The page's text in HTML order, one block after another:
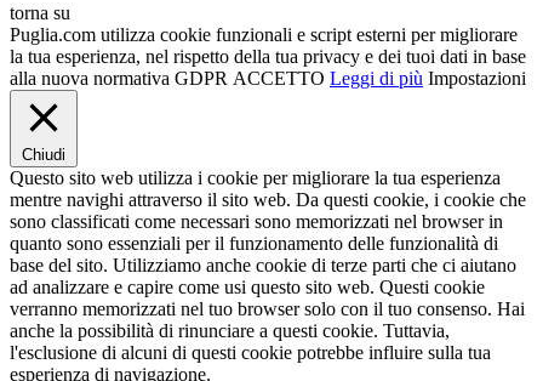
torna su
Puglia.com utilizza cookie funzionali e script esterni per migliorare
la tua esperienza, nel rispetto della tua privacy e dei tuoi dati in base
alla nuova normativa GDPR ACCETTO Leggi di più Impostazioni
Chiudi
Questo sito web utilizza i cookie per migliorare la tua esperienza
mentre navighi attraverso il sito web. Da questi cookie, i cookie che
sono classificati come necessari sono memorizzati nel browser in
quanto sono essenziali per il funzionamento delle funzionalità di
base del sito. Utilizziamo anche cookie di terze parti che ci aiutano
ad analizzare e capire come usi questo sito web. Questi cookie
verranno memorizzati nel tuo browser solo con il tuo consenso. Hai
anche la possibilità di rinunciare a questi cookie. Tuttavia,
l'esclusione di alcuni di questi cookie potrebbe influire sulla tua
esperienza di navigazione.